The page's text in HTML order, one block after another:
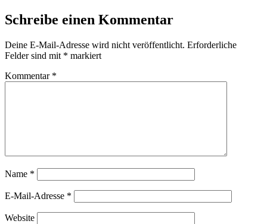
Schreibe einen Kommentar
Deine E-Mail-Adresse wird nicht veröffentlicht. Erforderliche
Felder sind mit * markiert
Kommentar *
Name *
E-Mail-Adresse *
Website